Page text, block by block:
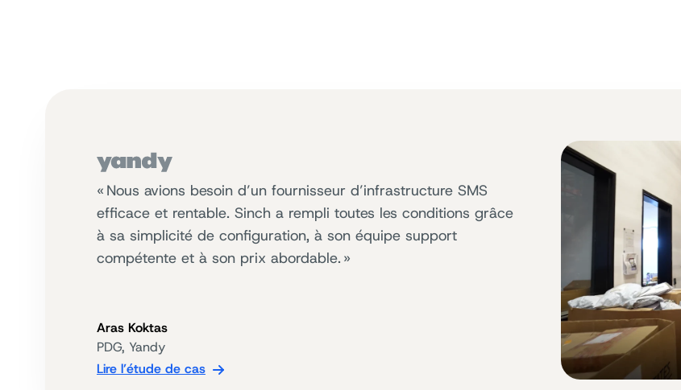
« Nous avions besoin d’un fournisseur d’infrastructure SMS
efficace et rentable. Sinch a rempli toutes les conditions grâce
à sa simplicité de configuration, à son équipe support
compétente et à son prix abordable. »
Aras Koktas
PDG, Yandy
Lire l’étude de cas